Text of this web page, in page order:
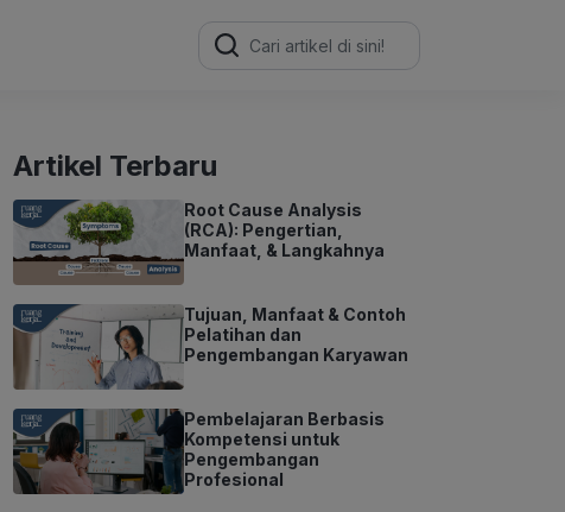
Search
for:
Artikel Terbaru
Root Cause Analysis
(RCA): Pengertian,
Manfaat, & Langkahnya
Tujuan, Manfaat & Contoh
Pelatihan dan
Pengembangan Karyawan
Pembelajaran Berbasis
Kompetensi untuk
Pengembangan
Profesional